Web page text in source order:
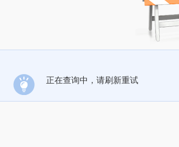
正在查询中，请刷新重试